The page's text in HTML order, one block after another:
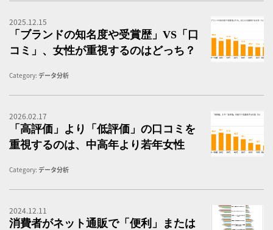
2025.12.15
「ブランドの知名度や受賞歴」VS「口
コミ」、女性が重視するのはどっち？
Category: データ分析
2026.02.17
「高評価」より「低評価」の口コミを
重視するのは、中高年より若年女性
Category: データ分析
2024.12.11
消費者がネット通販で「便利」または